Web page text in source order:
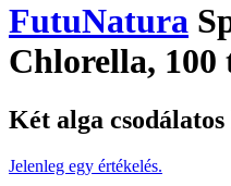
FutuNatura
Chlorella, 100
Két alga
Jelenleg egy értékelés.